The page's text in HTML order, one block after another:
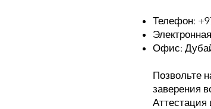
Телефон:
Офис:
Позвольте
заверения
Аттестация